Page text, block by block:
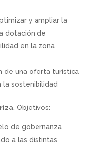
y ampliar la
dotación de
en la zona
de una oferta turística
la sostenibilidad
. Objetivos:
de gobernanza
a las distintas